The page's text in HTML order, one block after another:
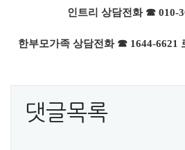
인트리 상담전화 ☎ 010-
한부모가족 상담전화 ☎ 1644-6621
댓글목록